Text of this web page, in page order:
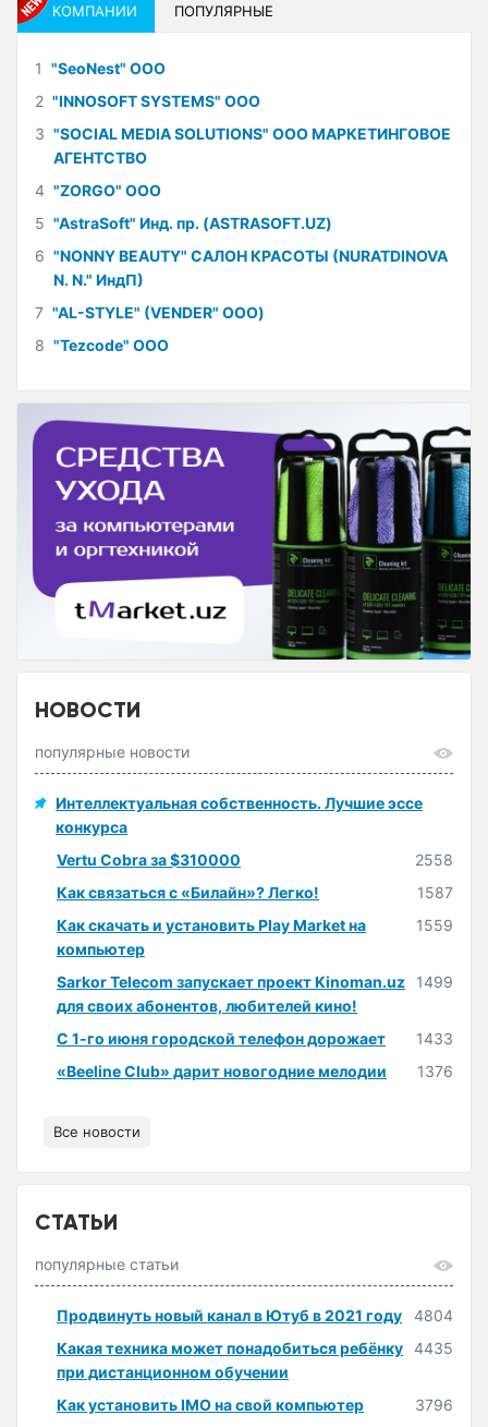
КОМПАНИИ ПОПУЛЯРНЫЕ
1 "SeoNest" ООО
2 "INNOSOFT SYSTEMS" ООО
3 "SOCIAL MEDIA SOLUTIONS" ООО МАРКЕТИНГОВОЕ
АГЕНТСТВО
4 "ZORGO" ООО
5 "AstraSoft" Инд. пр. (ASTRASOFT.UZ)
6 "NONNY BEAUTY" САЛОН КРАСОТЫ (NURATDINOVA
N. N." ИндП)
7 "AL-STYLE" (VENDER" ООО)
8 "Tezcode" ООО
НОВОСТИ
популярные новости
Интеллектуальная собственность. Лучшие эссе
конкурса
Vertu Cobra за $310000
2558
Как связаться с «Билайн»? Легко!
1587
Как скачать и установить Play Market на
компьютер
1559
Sarkor Telecom запускает проект Kinoman.uz
для своих абонентов, любителей кино!
1499
С 1-го июня городской телефон дорожает
1433
«Beeline Club» дарит новогодние мелодии
1376
Все новости
СТАТЬИ
популярные статьи
Продвинуть новый канал в Ютуб в 2021 году
4804
Какая техника может понадобиться ребёнку
при дистанционном обучении
4435
Как установить IMO на свой компьютер
3796